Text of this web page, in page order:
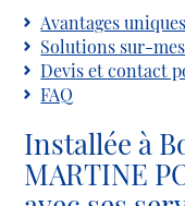
Avantages
Solutions sur-
Devis et contact
FAQ
Installée à
MARTINE